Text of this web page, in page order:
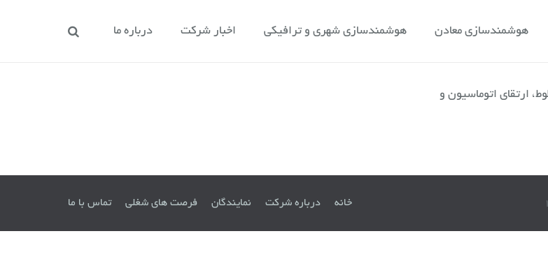
هوشمندسازی معادن هوشمندسازی شهری و ترافیکی اخبار شرکت درباره ما
ارتقای اتوماسیون و
خانه درباره شرکت نمایندگان فرصت های شغلی تماس با ما